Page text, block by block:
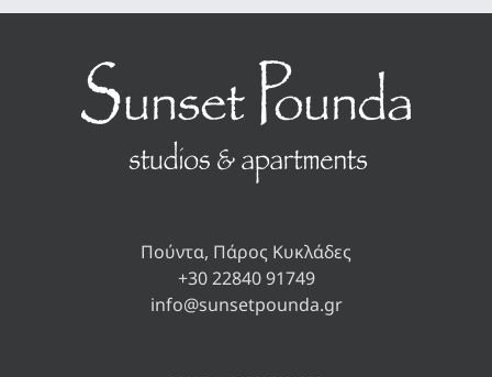
Πούντα, Πάρος Κυκλάδες
+30 22840 91749
info@sunsetpounda.gr